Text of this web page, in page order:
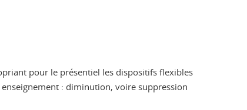
pour le présentiel les dispositifs flexibles
: diminution, voire suppression